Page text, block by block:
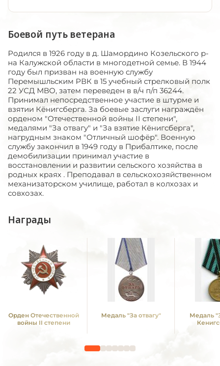
Боевой путь ветерана
Родился в 1926 году в д. Шамордино Козельского р-
на Калужской области в многодетной семье. В 1944
году был призван на военную службу
Перемышльским РВК в 15 учебный стрелковый полк
22 УСД МВО, затем переведен в в/ч п/п 36244.
Принимал непосредственное участие в штурме и
взятии Кёнигсберга. За боевые заслуги награждён
орденом "Отечественной войны II степени",
медалями "За отвагу" и "За взятие Кёнигсберга",
нагрудным знаком "Отличный шофёр". Военную
службу закончил в 1949 году в Прибалтике, после
демобилизации принимал участие в
восстановлении и развитии сельского хозяйства в
родных краях . Преподавал в сельскохозяйственном
механизаторском училище, работал в колхозах и
совхозах.
Награды
Орден Отечественной
войны II степени
Медаль "За отвагу"
Медаль